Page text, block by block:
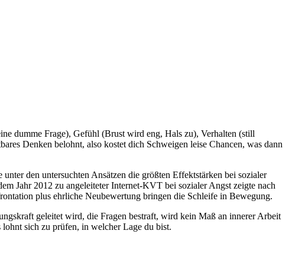
dumme Frage), Gefühl (Brust wird eng, Hals zu), Verhalten (still
Denken belohnt, also kostet dich Schweigen leise Chancen, was dann
den untersuchten Ansätzen die größten Effektstärken bei sozialer
Jahr 2012 zu angeleiteter Internet-KVT bei sozialer Angst zeigte nach
plus ehrliche Neubewertung bringen die Schleife in Bewegung.
geleitet wird, die Fragen bestraft, wird kein Maß an innerer Arbeit
sich zu prüfen, in welcher Lage du bist.